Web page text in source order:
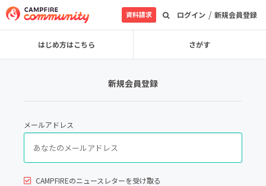
ログイン / 新規会員登録
資料請求
はじめ方はこちら さがす
新規会員登録
メールアドレス
CAMPFIREのニュースレターを受け取る